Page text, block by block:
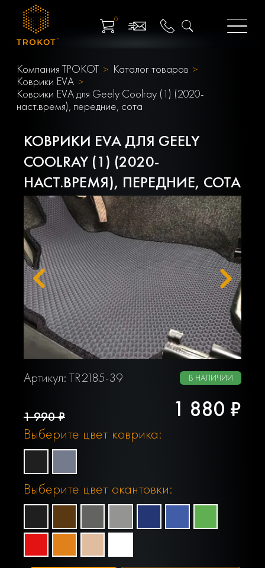
0
Компания ТРОКОТ
Каталог товаров
Коврики EVA
Коврики EVA для Geely Coolray (1) (2020-
наст.время), передние, сота
КОВРИКИ EVA ДЛЯ GEELY
COOLRAY (1) (2020-
НАСТ.ВРЕМЯ), ПЕРЕДНИЕ, СОТА
Артикул: TR2185-39 В НАЛИЧИИ
1 990 ₽ 1 880 ₽
Выберите цвет коврика:
Выберите цвет окантовки: